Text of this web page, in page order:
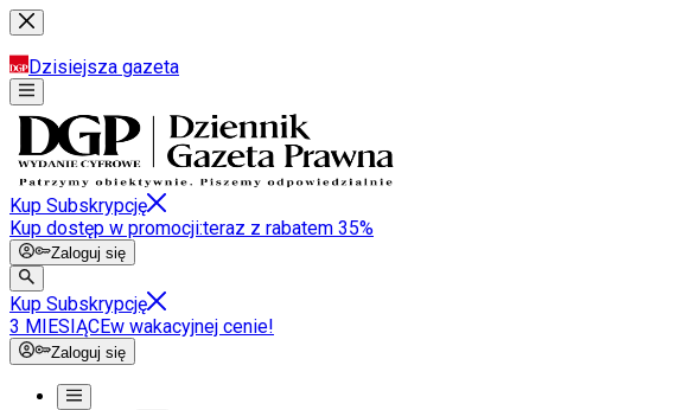
Dzisiejsza gazeta
Kup Subskrypcję
Kup dostęp w promocji:teraz z rabatem 35%
Zaloguj się
Kup Subskrypcję
3 MIESIĄCEw wakacyjnej cenie!
Zaloguj się